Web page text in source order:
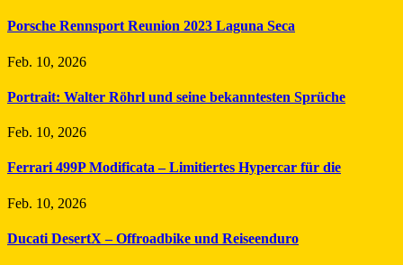
Porsche Rennsport Reunion 2023 Laguna Seca
Feb. 10, 2026
Portrait: Walter Röhrl und seine bekanntesten Sprüche
Feb. 10, 2026
Ferrari 499P Modificata – Limitiertes Hypercar für die
Feb. 10, 2026
Ducati DesertX – Offroadbike und Reiseenduro